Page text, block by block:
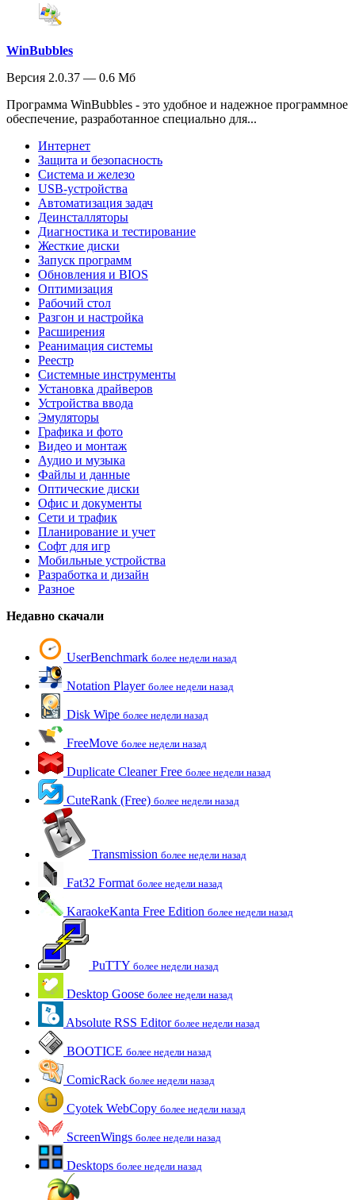
WinBubbles
Версия 2.0.37 — 0.6 Мб
Программа WinBubbles - это удобное и надежное программное
обеспечение, разработанное специально для...
Интернет
Защита и безопасность
Система и железо
USB-устройства
Автоматизация задач
Деинсталляторы
Диагностика и тестирование
Жесткие диски
Запуск программ
Обновления и BIOS
Оптимизация
Рабочий стол
Разгон и настройка
Расширения
Реанимация системы
Реестр
Системные инструменты
Установка драйверов
Устройства ввода
Эмуляторы
Графика и фото
Видео и монтаж
Аудио и музыка
Файлы и данные
Оптические диски
Офис и документы
Сети и трафик
Планирование и учет
Софт для игр
Мобильные устройства
Разработка и дизайн
Разное
Недавно скачали
UserBenchmark более недели назад
Notation Player более недели назад
Disk Wipe более недели назад
FreeMove более недели назад
Duplicate Cleaner Free более недели назад
CuteRank (Free) более недели назад
Transmission более недели назад
Fat32 Format более недели назад
KaraokeKanta Free Edition более недели назад
PuTTY более недели назад
Desktop Goose более недели назад
Absolute RSS Editor более недели назад
BOOTICE более недели назад
ComicRack более недели назад
Cyotek WebCopy более недели назад
ScreenWings более недели назад
Desktops более недели назад